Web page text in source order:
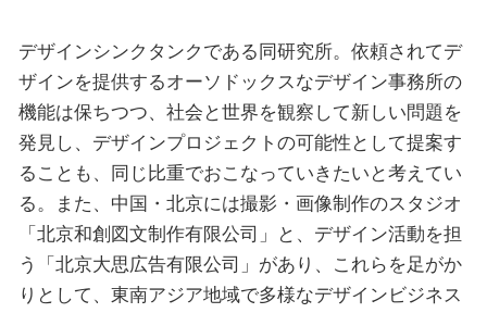
デザインシンクタンクである同研究所。依頼されてデ
ザインを提供するオーソドックスなデザイン事務所の
機能は保ちつつ、社会と世界を観察して新しい問題を
発見し、デザインプロジェクトの可能性として提案す
ることも、同じ比重でおこなっていきたいと考えてい
る。また、中国・北京には撮影・画像制作のスタジオ
「北京和創図文制作有限公司」と、デザイン活動を担
う「北京大思広告有限公司」があり、これらを足がか
りとして、東南アジア地域で多様なデザインビジネス